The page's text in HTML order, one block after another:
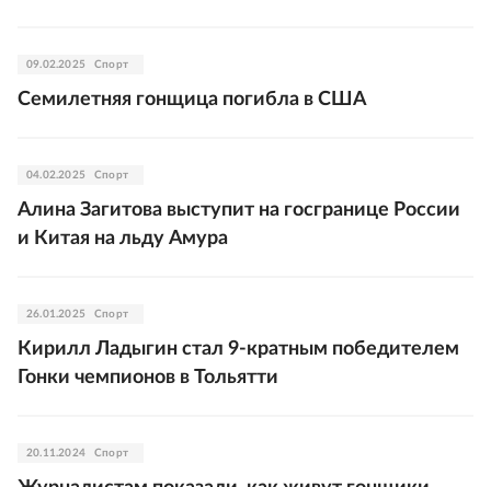
09.02.2025 Спорт
Семилетняя гонщица погибла в США
04.02.2025 Спорт
Алина Загитова выступит на госгранице России
и Китая на льду Амура
26.01.2025 Спорт
Кирилл Ладыгин стал 9-кратным победителем
Гонки чемпионов в Тольятти
20.11.2024 Спорт